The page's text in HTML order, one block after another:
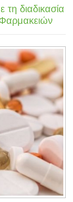
τη διαδικασία